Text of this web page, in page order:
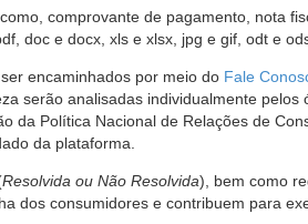
comprovante de pagamento, nota
doc e docx, xls e xlsx, jpg e gif, odt e
encaminhados por meio do Fale
serão analisadas individualmente
da Política Nacional de Relações de
da plataforma.
Resolvida ou Não Resolvida), bem como
dos consumidores e contribuem para